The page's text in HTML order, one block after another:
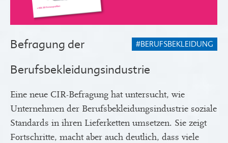
#BERUFSBEKLEIDUNG
Befragung der
Berufsbekleidungsindustrie
Eine neue CIR-Befragung hat untersucht, wie
Unternehmen der Berufsbekleidungsindustrie soziale
Standards in ihren Lieferketten umsetzen. Sie zeigt
Fortschritte, macht aber auch deutlich, dass viele